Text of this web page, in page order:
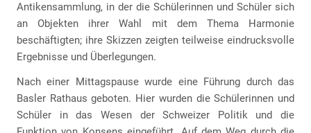
Antikensammlung, in der die Schülerinnen und Schüler sich
an Objekten ihrer Wahl mit dem Thema Harmonie
beschäftigten; ihre Skizzen zeigten teilweise eindrucksvolle
Ergebnisse und Überlegungen.
Nach einer Mittagspause wurde eine Führung durch das
Basler Rathaus geboten. Hier wurden die Schülerinnen und
Schüler in das Wesen der Schweizer Politik und die